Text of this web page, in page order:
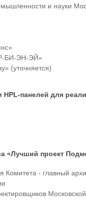
и науки
БИ-ЭН-ЭЙ»
(уточняется)
панелей для
«Лучший проект
- главный